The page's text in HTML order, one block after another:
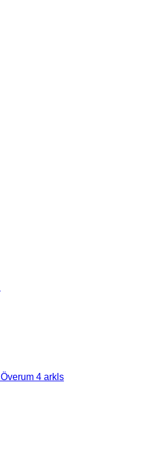
Överum 4 arkls